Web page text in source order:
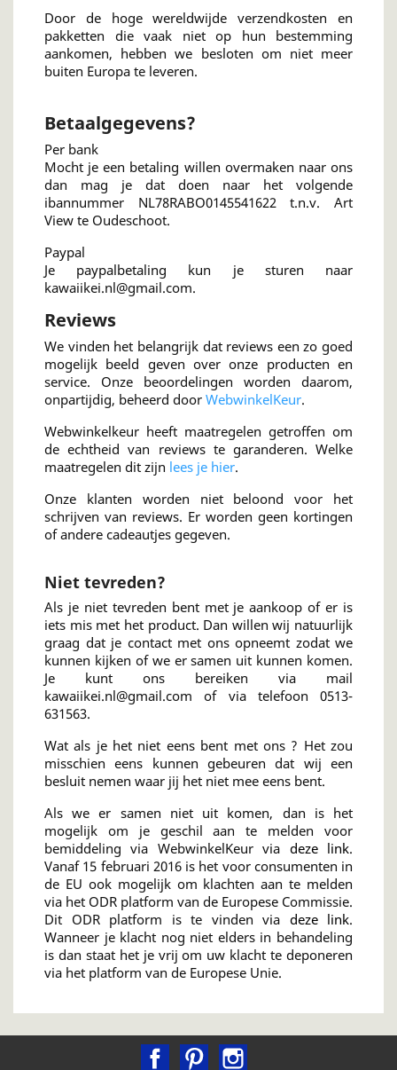
Door de hoge wereldwijde verzendkosten en
pakketten die vaak niet op hun bestemming
aankomen, hebben we besloten om niet meer
buiten Europa te leveren.
Betaalgegevens?
Per bank
Mocht je een betaling willen overmaken naar ons
dan mag je dat doen naar het volgende
ibannummer NL78RABO0145541622 t.n.v. Art
View te Oudeschoot.
Paypal
Je paypalbetaling kun je sturen naar
kawaiikei.nl@gmail.com.
Reviews
We vinden het belangrijk dat reviews een zo goed
mogelijk beeld geven over onze producten en
service. Onze beoordelingen worden daarom,
onpartijdig, beheerd door WebwinkelKeur.
Webwinkelkeur heeft maatregelen getroffen om
de echtheid van reviews te garanderen. Welke
maatregelen dit zijn lees je hier.
Onze klanten worden niet beloond voor het
schrijven van reviews. Er worden geen kortingen
of andere cadeautjes gegeven.
Niet tevreden?
Als je niet tevreden bent met je aankoop of er is
iets mis met het product. Dan willen wij natuurlijk
graag dat je contact met ons opneemt zodat we
kunnen kijken of we er samen uit kunnen komen.
Je kunt ons bereiken via mail
kawaiikei.nl@gmail.com of via telefoon 0513-
631563.
Wat als je het niet eens bent met ons ? Het zou
misschien eens kunnen gebeuren dat wij een
besluit nemen waar jij het niet mee eens bent.
Als we er samen niet uit komen, dan is het
mogelijk om je geschil aan te melden voor
bemiddeling via WebwinkelKeur via deze link.
Vanaf 15 februari 2016 is het voor consumenten in
de EU ook mogelijk om klachten aan te melden
via het ODR platform van de Europese Commissie.
Dit ODR platform is te vinden via deze link.
Wanneer je klacht nog niet elders in behandeling
is dan staat het je vrij om uw klacht te deponeren
via het platform van de Europese Unie.
FacebookPinterest